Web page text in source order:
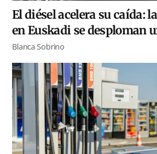
El diésel acelera su caída:
en Euskadi se desploman
Blanca Sobrino